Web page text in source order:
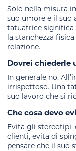
Solo nella misura
suo umore e il suo
tatuatrice significa
la stanchezza
relazione.
Dovrei chiederle
In generale no.
irrispettoso. Una
suo lavoro che si
Che cosa devo
Evita gli stereotipi,
clienti, evita di
pensare che il suo